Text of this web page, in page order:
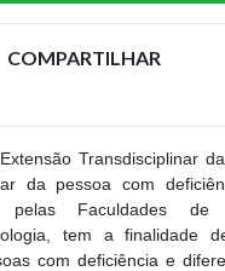
COMPARTILHAR
Transdisciplinar
da pessoa com
pelas Faculdades de
tem a finalidade
com deficiência e